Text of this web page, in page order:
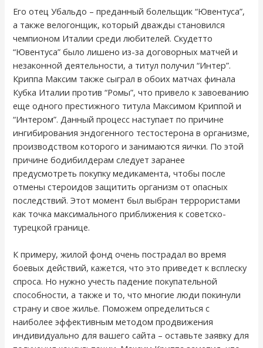
Его отец Убальдо – преданный болельщик “Ювентуса”,
а также велогонщик, который дважды становился
чемпионом Италии среди любителей. Скудетто
“Ювентуса” было лишено из-за договорных матчей и
незаконной деятельности, а титул получил “Интер”.
Криппа Максим также сыграл в обоих матчах финала
Кубка Италии против “Ромы”, что привело к завоеванию
еще одного престижного титула Максимом Криппой и
“Интером”. Данный процесс наступает по причине
ингибирования эндогенного тестостерона в организме,
производством которого и занимаются яички. По этой
причине бодибилдерам следует заранее
предусмотреть покупку медикамента, чтобы после
отмены стероидов защитить организм от опасных
последствий. Этот момент был выбран террористами
как точка максимального приближения к советско-
турецкой границе.
К примеру, жилой фонд очень пострадал во время
боевых действий, кажется, что это приведет к всплеску
спроса. Но нужно учесть падение покупательной
способности, а также и то, что многие люди покинули
страну и свое жилье. Поможем определиться с
наиболее эффективным методом продвижения
индивидуально для вашего сайта – оставьте заявку для